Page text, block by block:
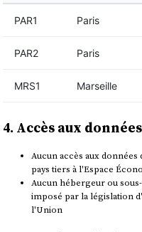
PAR1 Paris
PAR2 Paris
MRS1 Marseille
4. Accès aux
Aucun accès aux
pays tiers à l'Espace
Aucun hébergeur ou
imposé par la législation
l'Union